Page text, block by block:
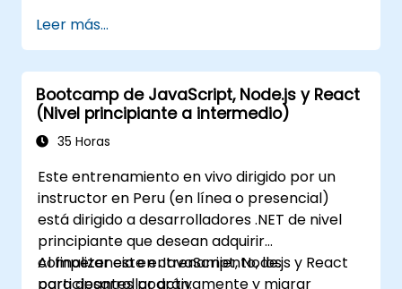
Implementar aplicaciones de múltiples
servicios en la nube utilizando Docker y
Kubernetes.
Realizar pruebas de aplicaciones en
microservicios.
Leer más...
Bootcamp de JavaScript, Node.js y React
(Nivel principiante a intermedio)
35 Horas
Este entrenamiento en vivo dirigido por un
instructor en Peru (en línea o presencial)
está dirigido a desarrolladores .NET de nivel
principiante que desean adquirir
competencia en JavaScript, Node.js y React
para desarrollar activamente y migrar
Al finalizar este entrenamiento, los
participantes podrán: